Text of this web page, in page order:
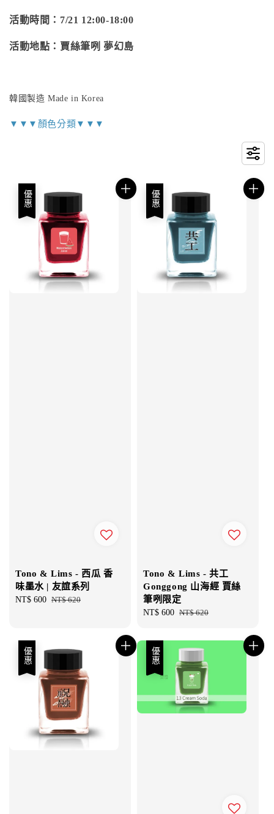
活動時間：7/21 12:00-18:00
活動地點：賈絲筆咧 夢幻島
韓國製造 Made in Korea
▼▼▼顏色分類▼▼▼
優惠
Tono & Lims - 西瓜 香
味墨水 | 友誼系列
Sale
NT$ 600 Regular
NT$ 620
優惠
Tono & Lims - 共工
Gonggong 山海經 賈絲
筆咧限定
Sale
NT$ 600 Regular
NT$ 620
優惠 優惠